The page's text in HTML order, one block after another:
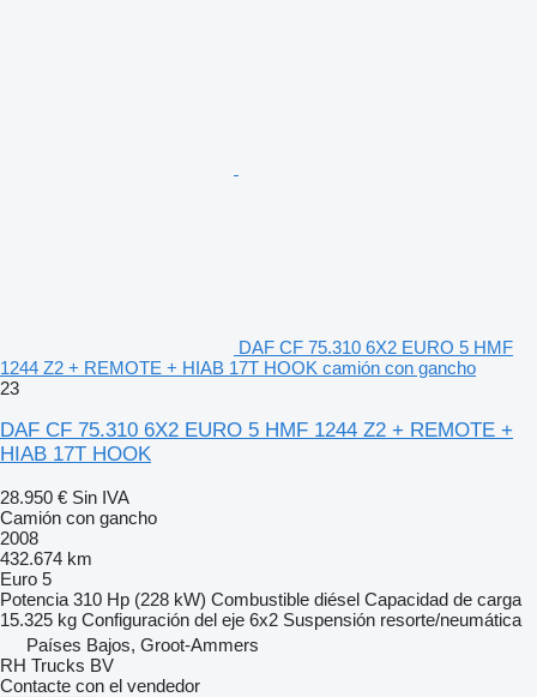
DAF CF 75.310 6X2 EURO 5 HMF
1244 Z2 + REMOTE + HIAB 17T HOOK camión con gancho
23
DAF CF 75.310 6X2 EURO 5 HMF 1244 Z2 + REMOTE +
HIAB 17T HOOK
28.950 € Sin IVA
Camión con gancho
2008
432.674 km
Euro 5
Potencia 310 Hp (228 kW) Combustible diésel Capacidad de carga
15.325 kg Configuración del eje 6x2 Suspensión resorte/neumática
Países Bajos, Groot-Ammers
RH Trucks BV
Contacte con el vendedor